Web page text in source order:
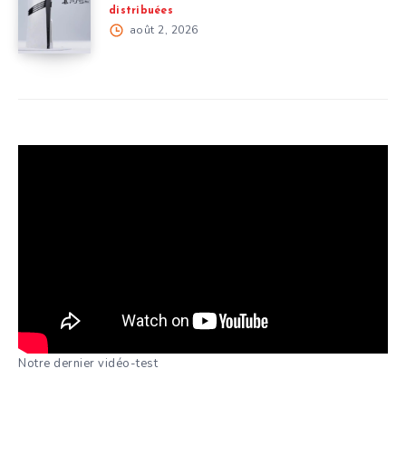
distribuées
août 2, 2026
Notre dernier vidéo-test